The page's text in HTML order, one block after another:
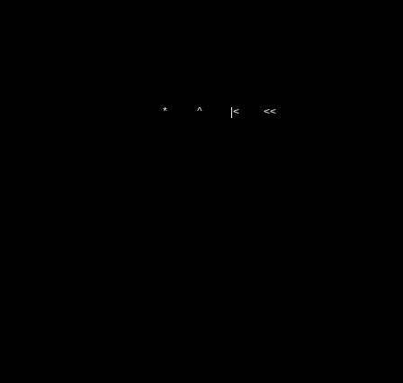
* ^ |< <<